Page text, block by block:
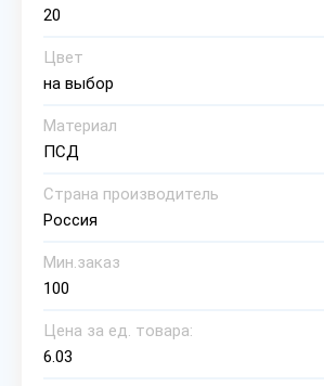
20
Цвет
на выбор
Материал
ПСД
Страна производитель
Россия
Мин.заказ
100
Цена за ед. товара:
6.03